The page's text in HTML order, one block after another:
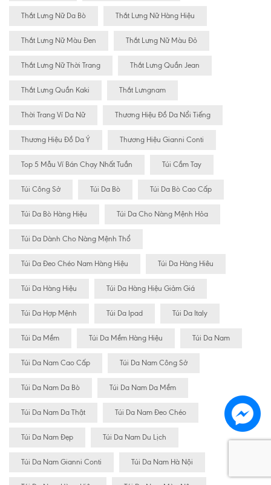
Thắt Lưng Nữ Da Bò Thắt Lưng Nữ Hàng Hiệu
Thắt Lưng Nữ Màu Đen Thắt Lưng Nữ Màu Đỏ
Thắt Lưng Nữ Thời Trang Thắt Lưng Quần Jean
Thắt Lưng Quần Kaki Thắt Lưngnam
Thời Trang Ví Da Nữ Thương Hiệu Đồ Da Nổi Tiếng
Thương Hiệu Đồ Da Ý Thương Hiệu Gianni Conti
Top 5 Mẫu Ví Bán Chạy Nhất Tuần Túi Cầm Tay
Túi Công Sở Túi Da Bò Túi Da Bò Cao Cấp
Túi Da Bò Hàng Hiệu Túi Da Cho Nàng Mệnh Hỏa
Túi Da Dành Cho Nàng Mệnh Thổ
Túi Da Đeo Chéo Nam Hàng Hiệu Túi Da Hàng Hiêu
Túi Da Hàng Hiệu Túi Da Hàng Hiệu Giảm Giá
Túi Da Hợp Mệnh Túi Da Ipad Túi Da Italy
Túi Da Mềm Túi Da Mềm Hàng Hiệu Túi Da Nam
Túi Da Nam Cao Cấp Túi Da Nam Công Sở
Túi Da Nam Da Bò Túi Da Nam Da Mềm
Túi Da Nam Da Thật Túi Da Nam Đeo Chéo
Túi Da Nam Đẹp Túi Da Nam Du Lịch
Túi Da Nam Gianni Conti Túi Da Nam Hà Nội